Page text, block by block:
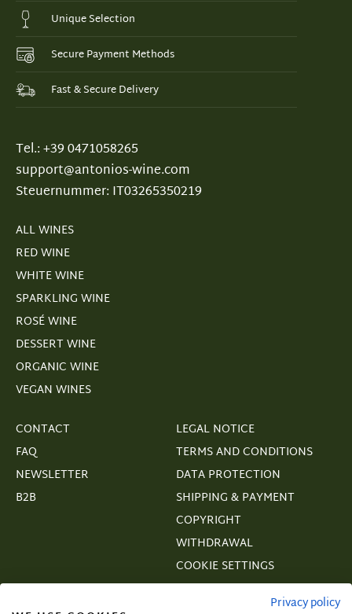
Unique Selection
Secure Payment Methods
Fast & Secure Delivery
Tel.: +39 0471058265
support@antonios-wine.com
Steuernummer: IT03265350219
ALL WINES
RED WINE
WHITE WINE
SPARKLING WINE
ROSÉ WINE
DESSERT WINE
ORGANIC WINE
VEGAN WINES
CONTACT
FAQ
NEWSLETTER
B2B
LEGAL NOTICE
TERMS AND CONDITIONS
DATA PROTECTION
SHIPPING & PAYMENT
COPYRIGHT
WITHDRAWAL
COOKIE SETTINGS
VERTRAGSWIDERRUF
Privacy policy